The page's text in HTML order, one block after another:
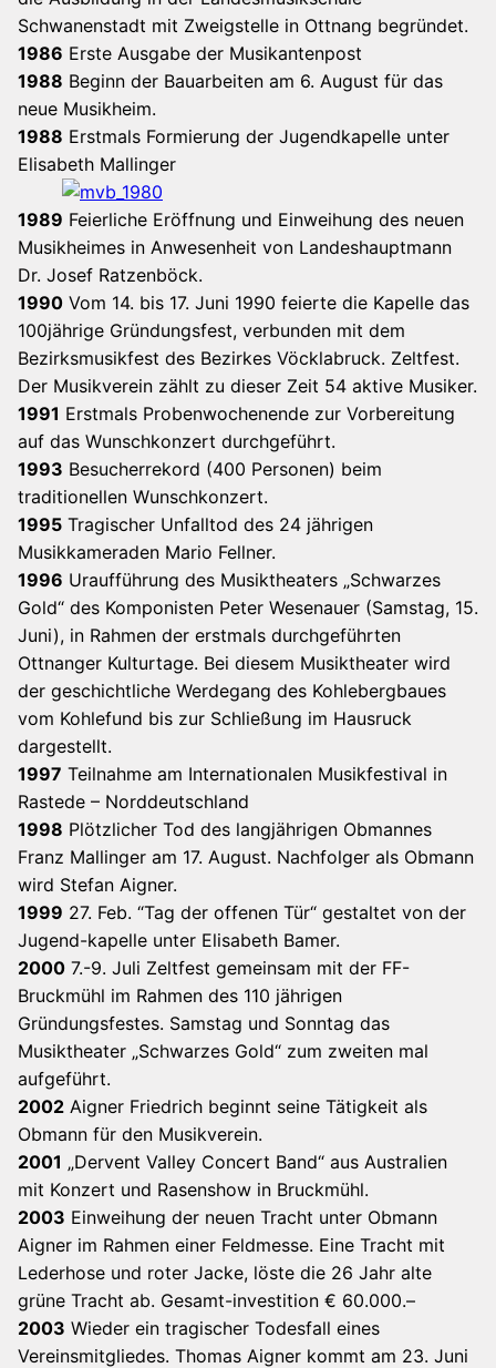
Schwanenstadt mit Zweigstelle in Ottnang begründet.
1986 Erste Ausgabe der Musikantenpost
1988 Beginn der Bauarbeiten am 6. August für das
neue Musikheim.
1988 Erstmals Formierung der Jugendkapelle unter
Elisabeth Mallinger
1989 Feierliche Eröffnung und Einweihung des neuen
Musikheimes in Anwesenheit von Landeshauptmann
Dr. Josef Ratzenböck.
1990 Vom 14. bis 17. Juni 1990 feierte die Kapelle das
100jährige Gründungsfest, verbunden mit dem
Bezirksmusikfest des Bezirkes Vöcklabruck. Zeltfest.
Der Musikverein zählt zu dieser Zeit 54 aktive Musiker.
1991 Erstmals Probenwochenende zur Vorbereitung
auf das Wunschkonzert durchgeführt.
1993 Besucherrekord (400 Personen) beim
traditionellen Wunschkonzert.
1995 Tragischer Unfalltod des 24 jährigen
Musikkameraden Mario Fellner.
1996 Uraufführung des Musiktheaters „Schwarzes
Gold“ des Komponisten Peter Wesenauer (Samstag, 15.
Juni), in Rahmen der erstmals durchgeführten
Ottnanger Kulturtage. Bei diesem Musiktheater wird
der geschichtliche Werdegang des Kohlebergbaues
vom Kohlefund bis zur Schließung im Hausruck
dargestellt.
1997 Teilnahme am Internationalen Musikfestival in
Rastede – Norddeutschland
1998 Plötzlicher Tod des langjährigen Obmannes
Franz Mallinger am 17. August. Nachfolger als Obmann
wird Stefan Aigner.
1999 27. Feb. “Tag der offenen Tür“ gestaltet von der
Jugend-kapelle unter Elisabeth Bamer.
2000 7.-9. Juli Zeltfest gemeinsam mit der FF-
Bruckmühl im Rahmen des 110 jährigen
Gründungsfestes. Samstag und Sonntag das
Musiktheater „Schwarzes Gold“ zum zweiten mal
aufgeführt.
2002 Aigner Friedrich beginnt seine Tätigkeit als
Obmann für den Musikverein.
2001 „Dervent Valley Concert Band“ aus Australien
mit Konzert und Rasenshow in Bruckmühl.
2003 Einweihung der neuen Tracht unter Obmann
Aigner im Rahmen einer Feldmesse. Eine Tracht mit
Lederhose und roter Jacke, löste die 26 Jahr alte
grüne Tracht ab. Gesamt-investition € 60.000.–
2003 Wieder ein tragischer Todesfall eines
Vereinsmitgliedes. Thomas Aigner kommt am 23. Juni